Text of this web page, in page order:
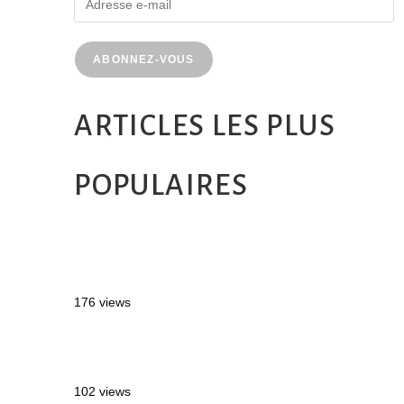
ABONNEZ-VOUS
ARTICLES LES PLUS
POPULAIRES
176 views
102 views